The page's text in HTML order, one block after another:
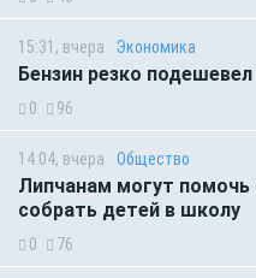
15:31, вчера Экономика
Бензин резко
0 96
14:04, вчера Общество
Липчанам могут
собрать детей в школу
0 76